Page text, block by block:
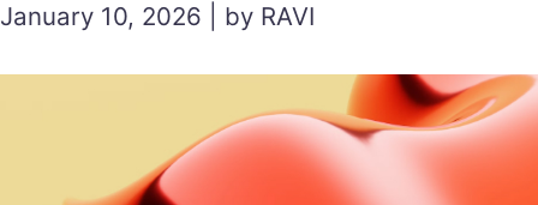
January 10, 2026 | by RAVI